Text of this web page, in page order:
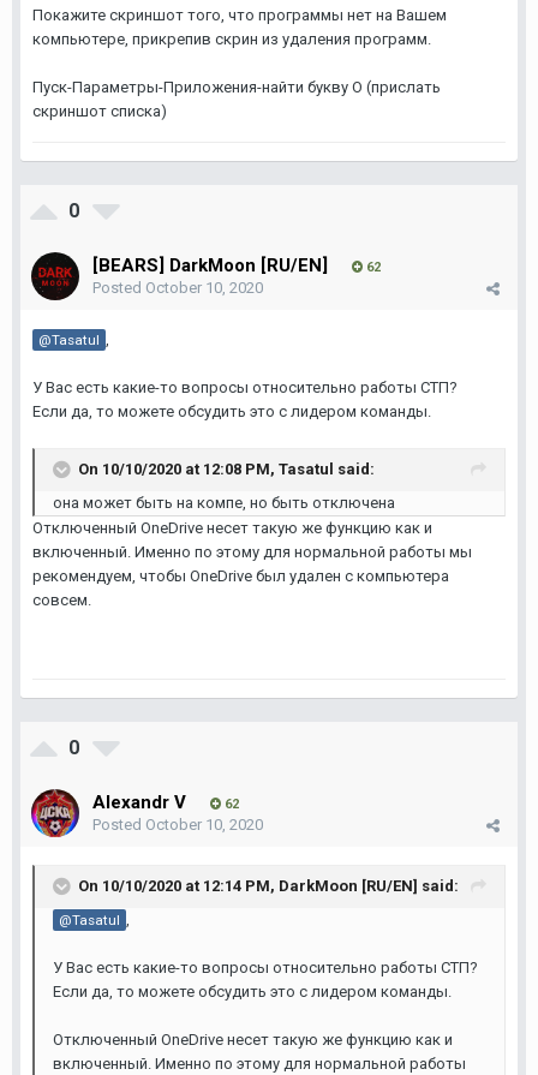
Покажите скриншот того, что программы нет на Вашем
компьютере, прикрепив скрин из удаления программ.
Пуск-Параметры-Приложения-найти букву О (прислать
скриншот списка)
0
[BEARS] DarkMoon [RU/EN] 62
Posted October 10, 2020
@Tasatul ,
У Вас есть какие-то вопросы относительно работы СТП?
Если да, то можете обсудить это с лидером команды.
On 10/10/2020 at 12:08 PM, Tasatul said:
она может быть на компе, но быть отключена
Отключенный OneDrive несет такую же функцию как и
включенный. Именно по этому для нормальной работы мы
рекомендуем, чтобы OneDrive был удален с компьютера
совсем.
0
Alexandr V 62
Posted October 10, 2020
On 10/10/2020 at 12:14 PM, DarkMoon [RU/EN] said:
@Tasatul ,
У Вас есть какие-то вопросы относительно работы СТП?
Если да, то можете обсудить это с лидером команды.
Отключенный OneDrive несет такую же функцию как и
включенный. Именно по этому для нормальной работы